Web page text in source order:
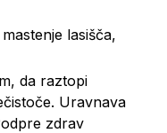
lasišča,
da raztopi
Uravnava
zdrav